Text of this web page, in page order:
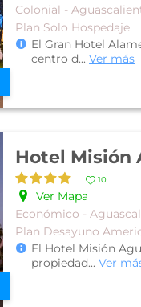
Colonial -
Plan Solo Hospedaje
El Gran Hotel
centro d...Ver más
10
Ver Mapa
Económico -
Plan Desayuno
El Hotel Misión
propiedad...Ver